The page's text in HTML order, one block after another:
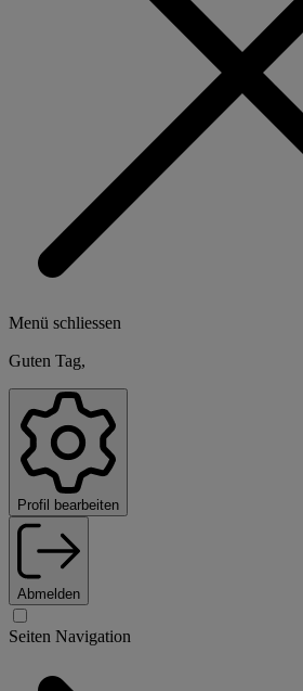
Menü schliessen
Guten Tag,
Profil bearbeiten
Abmelden
Seiten Navigation